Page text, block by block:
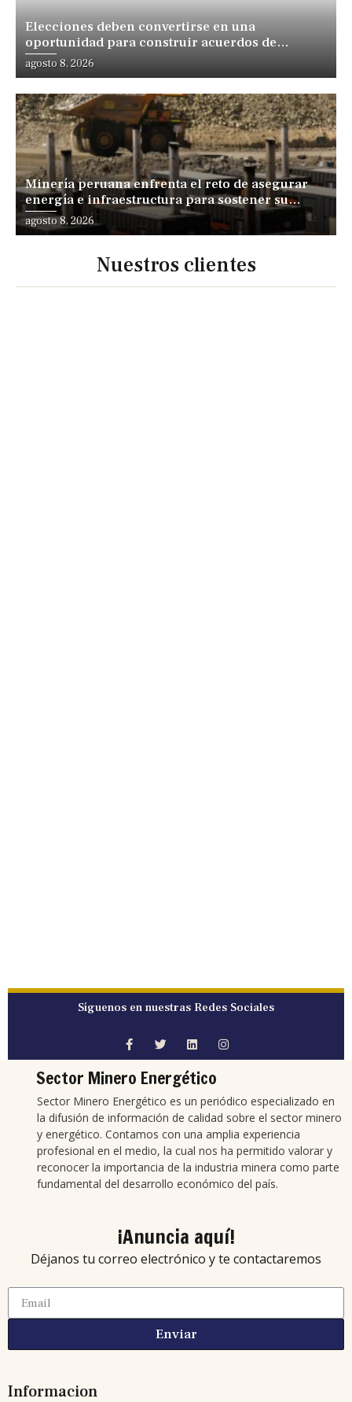
Elecciones deben convertirse en una
oportunidad para construir acuerdos de
desarrollo, sostiene especialista
agosto 8, 2026
Minería peruana enfrenta el reto de asegurar
energía e infraestructura para sostener su
expansión
agosto 8, 2026
Nuestros clientes
Síguenos en nuestras Redes Sociales
Sector Minero Energético
Sector Minero Energético es un periódico especializado en
la difusión de información de calidad sobre el sector minero
y energético. Contamos con una amplia experiencia
profesional en el medio, la cual nos ha permitido valorar y
reconocer la importancia de la industria minera como parte
fundamental del desarrollo económico del país.
¡Anuncia aquí!
Déjanos tu correo electrónico y te contactaremos
Enviar
Informacion